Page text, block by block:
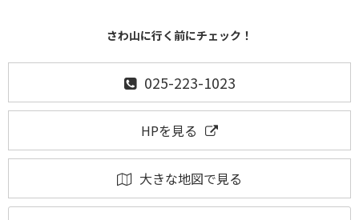
さわ山に行く前にチェック！
025-223-1023
HPを見る
大きな地図で見る